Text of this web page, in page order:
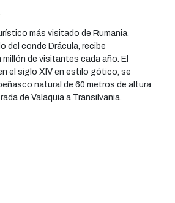
más visitado de Rumania.
del conde Drácula, recibe
de visitantes cada año. El
el siglo XIV en estilo gótico, se
natural de 60 metros de altura
de Valaquia a Transilvania.